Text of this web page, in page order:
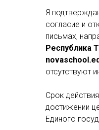
Я
согласие и
письмах,
Республика
отсутствуют
Срок
достижении
Единого